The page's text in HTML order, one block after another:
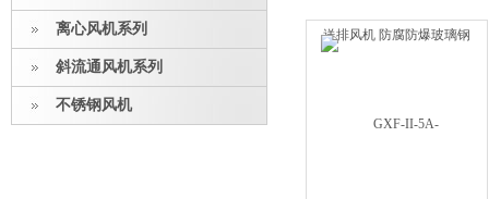
离心风机系列
斜流通风机系列
不锈钢风机
置轴流风机 喷漆风机